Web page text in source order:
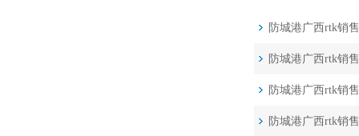
防城港广西rtk销
防城港广西rtk销
防城港广西rtk销
防城港广西rtk销